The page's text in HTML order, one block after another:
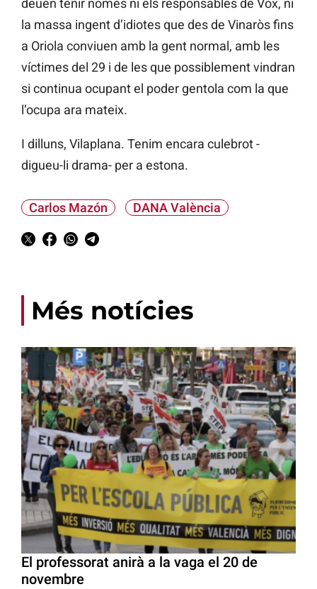
deuen tenir només ni els responsables de Vox, ni
la massa ingent d’idiotes que des de Vinaròs fins
a Oriola conviuen amb la gent normal, amb les
víctimes del 29 i de les que possiblement vindran
si continua ocupant el poder gentola com la que
l’ocupa ara mateix.
I dilluns, Vilaplana. Tenim encara culebrot -
digueu-li drama- per a estona.
Carlos Mazón DANA València
Més notícies
El professorat anirà a la vaga el 20 de
novembre